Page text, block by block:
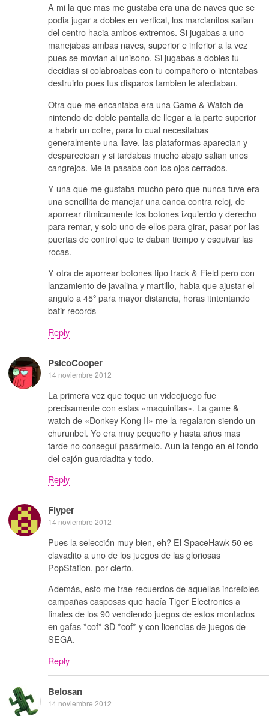
A mi la que mas me gustaba era una de naves que se
podia jugar a dobles en vertical, los marcianitos salian
del centro hacia ambos extremos. Si jugabas a uno
manejabas ambas naves, superior e inferior a la vez
pues se movian al unisono. Si jugabas a dobles tu
decidias si colabroabas con tu compañero o intentabas
destruirlo pues tus disparos tambien le afectaban.
Otra que me encantaba era una Game & Watch de
nintendo de doble pantalla de llegar a la parte superior
a habrir un cofre, para lo cual necesitabas
generalmente una llave, las plataformas aparecian y
desparecioan y si tardabas mucho abajo salian unos
cangrejos. Me la pasaba con los ojos cerrados.
Y una que me gustaba mucho pero que nunca tuve era
una sencillita de manejar una canoa contra reloj, de
aporrear ritmicamente los botones izquierdo y derecho
para remar, y solo uno de ellos para girar, pasar por las
puertas de control que te daban tiempo y esquivar las
rocas.
Y otra de aporrear botones tipo track & Field pero con
lanzamiento de javalina y martillo, habia que ajustar el
angulo a 45º para mayor distancia, horas itntentando
batir records
Reply
PsicoCooper
14 noviembre 2012
La primera vez que toque un videojuego fue
precisamente con estas «maquinitas». La game &
watch de «Donkey Kong II» me la regalaron siendo un
churunbel. Yo era muy pequeño y hasta años mas
tarde no conseguí pasármelo. Aun la tengo en el fondo
del cajón guardadita y todo.
Reply
Flyper
14 noviembre 2012
Pues la selección muy bien, eh? El SpaceHawk 50 es
clavadito a uno de los juegos de las gloriosas
PopStation, por cierto.
Además, esto me trae recuerdos de aquellas increíbles
campañas casposas que hacía Tiger Electronics a
finales de los 90 vendiendo juegos de estos montados
en gafas *cof* 3D *cof* y con licencias de juegos de
SEGA.
Reply
Belosan
14 noviembre 2012